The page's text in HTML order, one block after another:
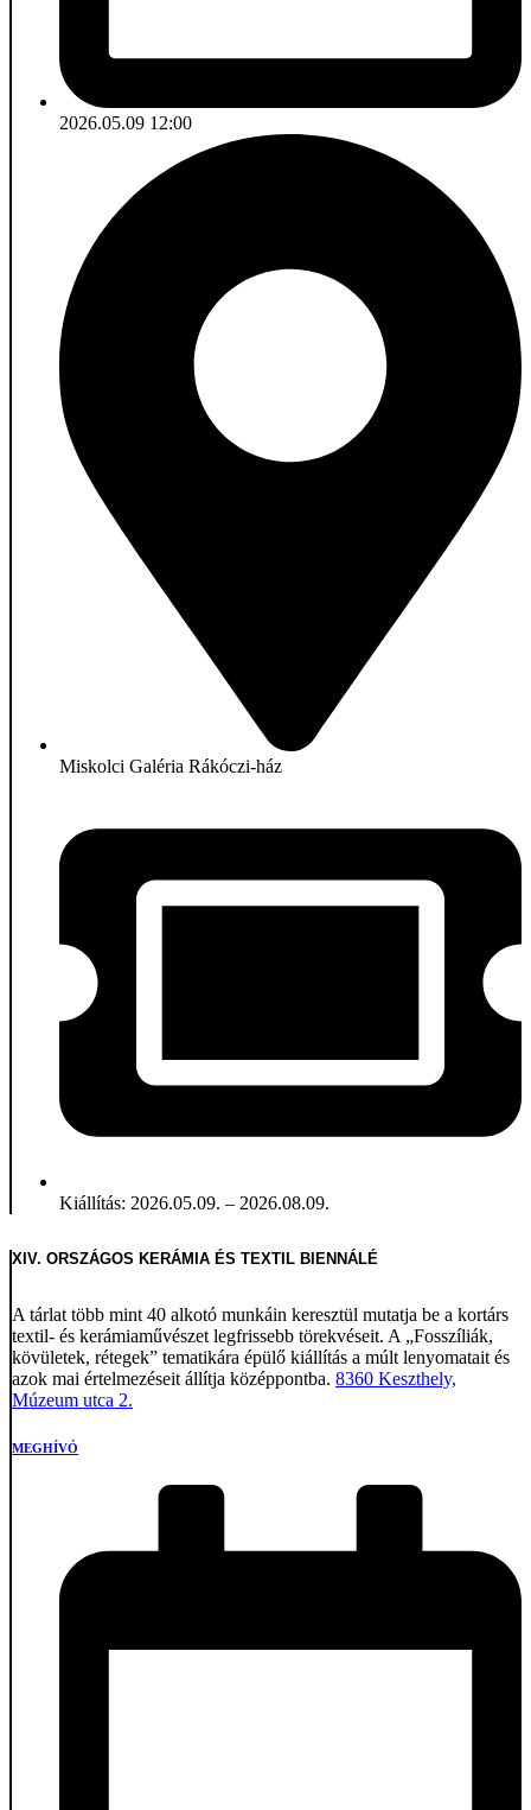
2026.05.09 12:00
Miskolci Galéria Rákóczi-ház
Kiállítás: 2026.05.09. – 2026.08.09.
XIV. ORSZÁGOS KERÁMIA ÉS TEXTIL BIENNÁLÉ
A tárlat több mint 40 alkotó munkáin keresztül mutatja be a kortárs
textil- és kerámiaművészet legfrissebb törekvéseit. A „Fosszíliák,
kövületek, rétegek” tematikára épülő kiállítás a múlt lenyomatait és
azok mai értelmezéseit állítja középpontba. 8360 Keszthely,
Múzeum utca 2.
MEGHÍVÓ